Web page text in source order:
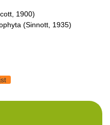
1900)
(Sinnott, 1935)